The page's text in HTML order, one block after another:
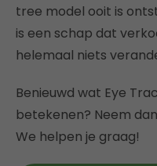
tree model ooit is
is een schap dat
helemaal niets
Benieuwd wat Eye
betekenen? Neem
We helpen je graag!